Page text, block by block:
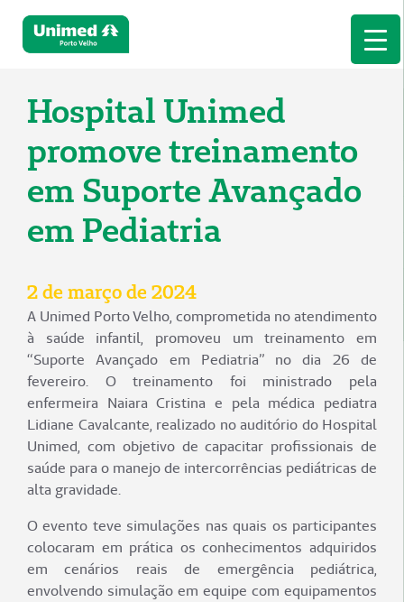
Hospital Unimed
promove treinamento
em Suporte Avançado
em Pediatria
2 de março de 2024
A Unimed Porto Velho, comprometida no atendimento
à saúde infantil, promoveu um treinamento em
“Suporte Avançado em Pediatria” no dia 26 de
fevereiro. O treinamento foi ministrado pela
enfermeira Naiara Cristina e pela médica pediatra
Lidiane Cavalcante, realizado no auditório do Hospital
Unimed, com objetivo de capacitar profissionais de
saúde para o manejo de intercorrências pediátricas de
alta gravidade.
O evento teve simulações nas quais os participantes
colocaram em prática os conhecimentos adquiridos
em cenários reais de emergência pediátrica,
envolvendo simulação em equipe com equipamentos